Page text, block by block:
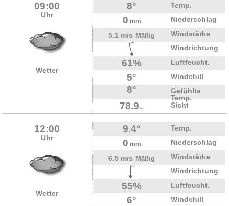
09:00
Uhr
Wetter
8° Temp.
0 mm
Niederschlag
5.1 m/s Mäßig
Windstärke
Windrichtung
61% Luftfeucht.
5° Windchill
8°
Gefühlte
Temp.
78.9 km Sicht
12:00
Uhr
Wetter
9.4° Temp.
0 mm
Niederschlag
6.5 m/s Mäßig
Windstärke
Windrichtung
55% Luftfeucht.
6° Windchill